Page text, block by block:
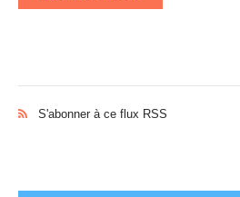
S'abonner à ce flux RSS